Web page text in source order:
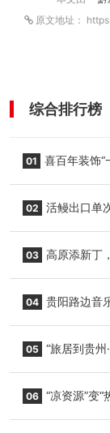
原文地址：
综合排行榜
01 喜百年装饰“
02 活鳗出口单
03 高原添新丁
04 贵阳路边音
05 “旅居到贵
06 “凉资源”变